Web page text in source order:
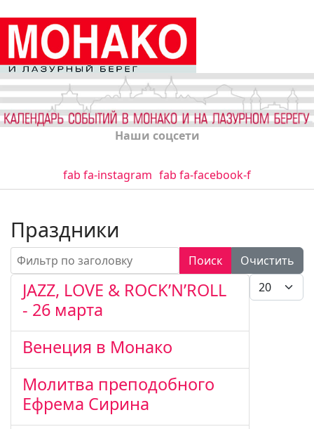
Наши соцсети
fab fa-instagram fab fa-facebook-f
Праздники
Фильтр по заголовку Поиск
Очистить
Кол-во
JAZZ, LOVE & ROCK’N’ROLL
- 26 марта
Венеция в Монако
Молитва преподобного
Ефрема Сирина